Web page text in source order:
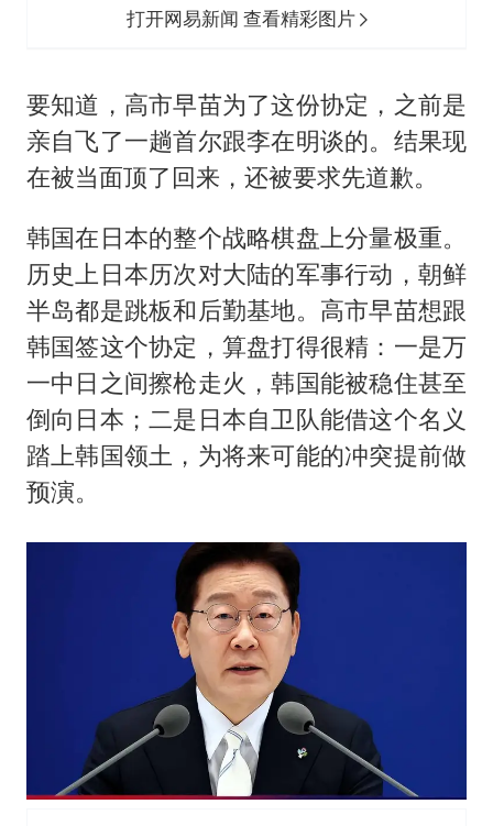
打开网易新闻 查看精彩图片
要知道，高市早苗为了这份协定，之前是
亲自飞了一趟首尔跟李在明谈的。结果现
在被当面顶了回来，还被要求先道歉。
韩国在日本的整个战略棋盘上分量极重。
历史上日本历次对大陆的军事行动，朝鲜
半岛都是跳板和后勤基地。高市早苗想跟
韩国签这个协定，算盘打得很精：一是万
一中日之间擦枪走火，韩国能被稳住甚至
倒向日本；二是日本自卫队能借这个名义
踏上韩国领土，为将来可能的冲突提前做
预演。